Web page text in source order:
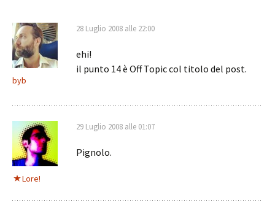
byb
28 Luglio 2008 alle 22:00
ehi!
il punto 14 è Off Topic col titolo del post.
Lore!
29 Luglio 2008 alle 01:07
Pignolo.